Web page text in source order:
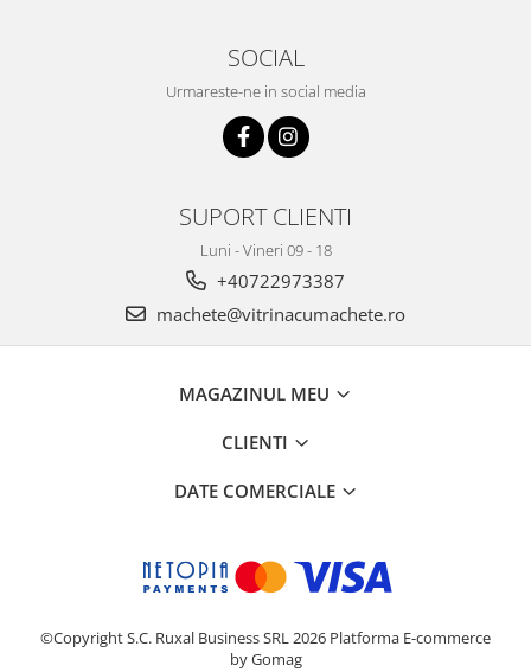
SOCIAL
Urmareste-ne in social media
SUPORT CLIENTI
Luni - Vineri 09 - 18
+40722973387
machete@vitrinacumachete.ro
MAGAZINUL MEU
CLIENTI
DATE COMERCIALE
©Copyright S.C. Ruxal Business SRL 2026 Platforma E-commerce
by Gomag